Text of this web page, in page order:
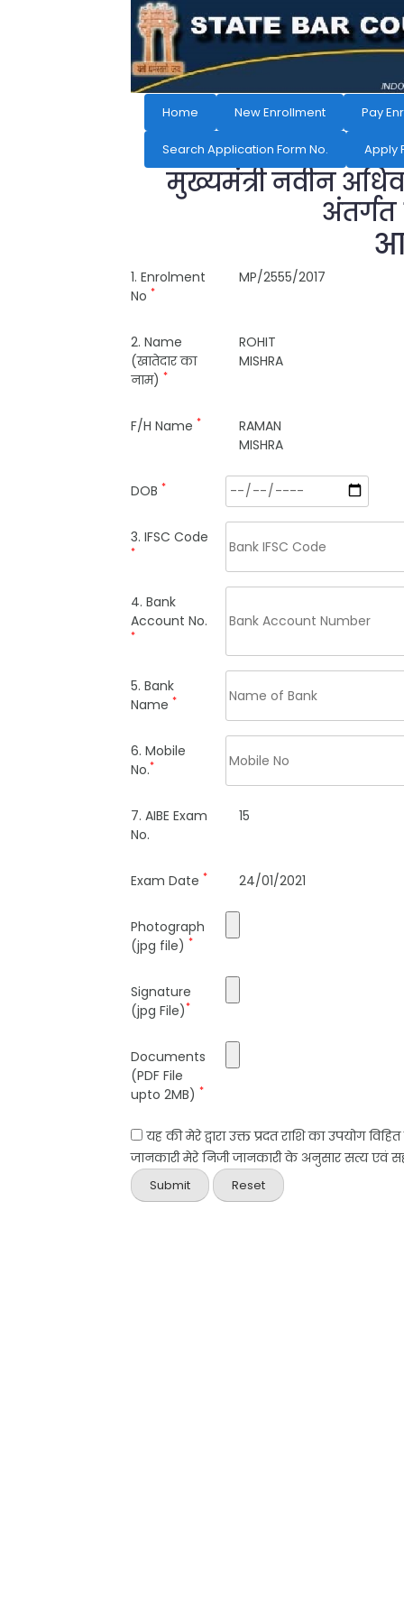
Home New Enrollment Pay
Search Application Form No. Apply
मुख्यमंत्री नवीन
अंतर्गत
1. Enrolment
No *
MP/2555/2017
2. Name
(खातेदार का
नाम) *
ROHIT
MISHRA
F/H Name *
RAMAN
MISHRA
DOB *
3. IFSC Code
*
4. Bank
Account No.
*
5. Bank
Name *
6. Mobile
No.*
7. AIBE Exam
No.
15
Exam Date * 24/01/2021
Photograph
(jpg file) *
Signature
(jpg File)*
Documents
(PDF File
upto 2MB) *
यह की मेरे द्वारा उक्त प्रदत राशि का उपयोग
जानकारी मेरे निजी जानकारी के अनुसार सत्य एवं